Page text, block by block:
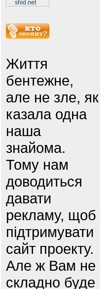
Життя
бентежне,
але не зле, як
казала одна
наша
знайома.
Тому нам
доводиться
давати
рекламу, щоб
підтримувати
сайт проекту.
Але ж Вам не
складно буде